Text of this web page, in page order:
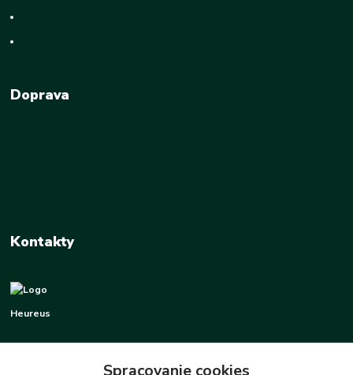
Doprava
Kontakty
Heureus
Spracovanie cookies